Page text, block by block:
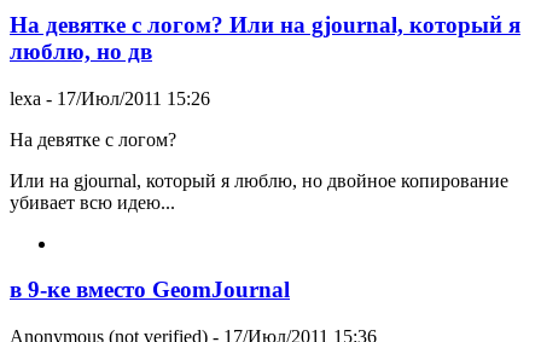
На девятке с логом? Или на gjournal, который я
люблю, но дв
lexa - 17/Июл/2011 15:26
На девятке с логом?
Или на gjournal, который я люблю, но двойное копирование
убивает всю идею...
в 9-ке вместо GeomJournal
Anonymous (not verified) - 17/Июл/2011 15:36